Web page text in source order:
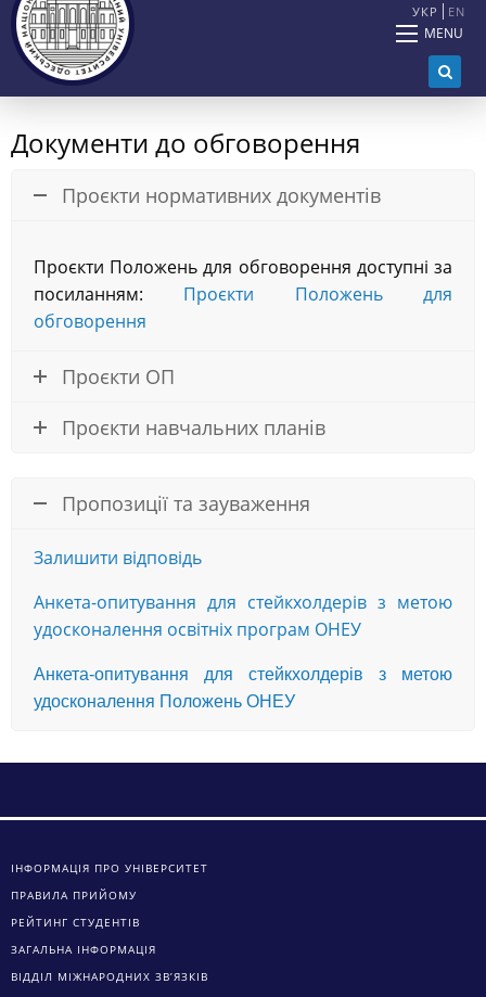
УКР EN
MENU
Документи до обговорення
Проєкти нормативних документів
Проєкти Положень для обговорення доступні за
посиланням: Проєкти Положень для
обговорення
Проєкти ОП
Проєкти навчальних планів
Пропозиції та зауваження
Залишити відповідь
Анкета-опитування для стейкхолдерів з метою
удосконалення освітніх програм ОНЕУ
Анкета-опитування для стейкхолдерів з метою
удосконалення Положень ОНЕУ
ІНФОРМАЦІЯ ПРО УНІВЕРСИТЕТ
ПРАВИЛА ПРИЙОМУ
РЕЙТИНГ СТУДЕНТІВ
ЗАГАЛЬНА ІНФОРМАЦІЯ
ВІДДІЛ МІЖНАРОДНИХ ЗВ’ЯЗКІВ